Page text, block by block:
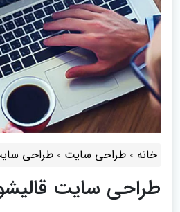
خانه طراحی سایت طراحی
طراحی سایت